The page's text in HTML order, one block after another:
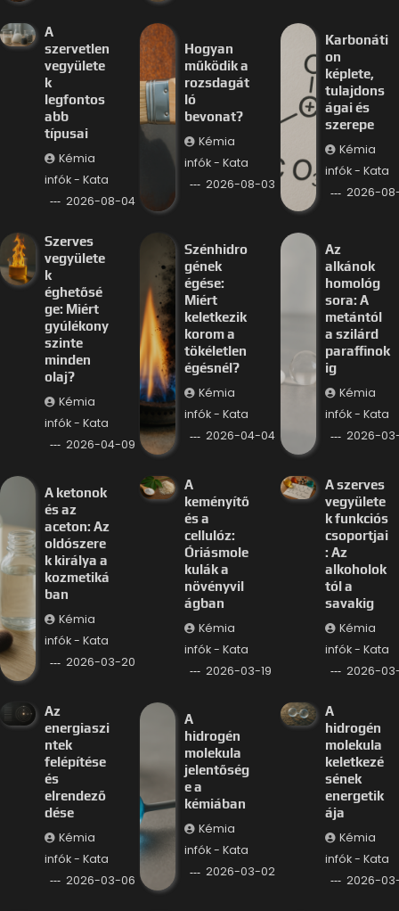
A
szervetlen
vegyülete
k
legfontos
abb
típusai
Kémia
infók - Kata
2026-08-04
Hogyan
működik a
rozsdagát
ló
bevonat?
Kémia
infók - Kata
2026-08-03
Karbonáti
on
képlete,
tulajdons
ágai és
szerepe
Kémia
infók - Kata
2026-
Szerves
vegyülete
k
éghetősé
ge: Miért
gyúlékony
szinte
minden
olaj?
Kémia
infók - Kata
2026-04-09
Szénhidro
gének
égése:
Miért
keletkezik
korom a
tökéletlen
égésnél?
Kémia
infók - Kata
2026-04-04
Az
alkánok
homológ
sora: A
metántól
a szilárd
paraffinok
ig
Kémia
infók - Kata
2026-
A ketonok
és az
aceton: Az
oldószere
k királya a
kozmetiká
ban
Kémia
infók - Kata
2026-03-20
A
keményítő
és a
cellulóz:
Óriásmole
kulák a
növényvil
ágban
Kémia
infók - Kata
2026-03-19
A szerves
vegyülete
k funkciós
csoportjai
: Az
alkoholok
tól a
savakig
Kémia
infók - Kata
2026-
Az
energiaszi
ntek
felépítése
és
elrendező
dése
Kémia
infók - Kata
2026-03-06
A
hidrogén
molekula
jelentőség
e a
kémiában
Kémia
infók - Kata
2026-03-02
A
hidrogén
molekula
keletkezé
sének
energetik
ája
Kémia
infók - Kata
2026-